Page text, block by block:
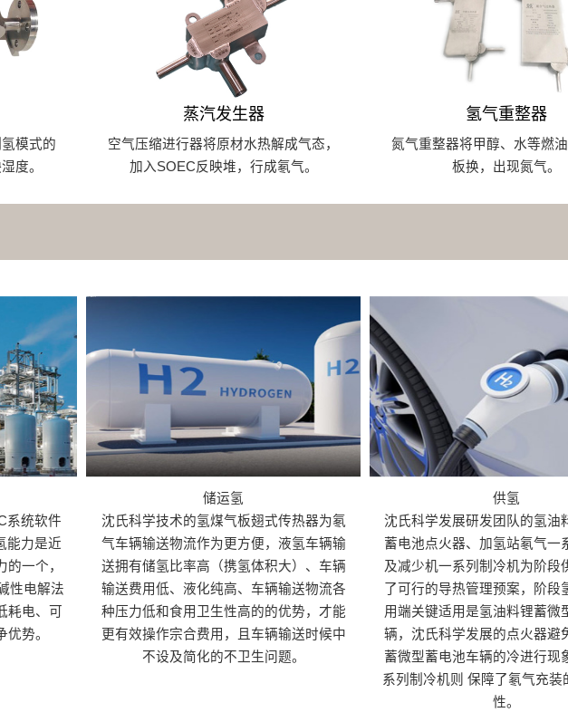
模式的
度。
蒸汽发生器
空气压缩进行器将原材水热解成气态，
加入SOEC反映堆，行成氡气。
氢气重整器
氮气重整器将甲醇、水等燃
板换，出现氮气。
系统软件
能力是近
一个，
性电解法
耗电、可
势。
储运氢
沈氏科学技术的氢煤气板翅式传热器为氡
气车辆输送物流作为更方便，液氢车辆输
送拥有储氢比率高（携氢体积大）、车辆
输送费用低、液化纯高、车辆输送物流各
种压力低和食用卫生性高的的优势，才能
更有效操作宗合费用，且车辆输送时候中
不设及简化的不卫生问题。
供氢
沈氏科学发展研发团队的氢油
蓄电池点火器、加氢站氡气一
及减少机一系列制冷机为阶段
了可行的导热管理预案，阶段
用端关键适用是氢油料锂蓄微
辆，沈氏科学发展的点火器避
蓄微型蓄电池车辆的冷进行现
系列制冷机则 保障了氡气充装
性。